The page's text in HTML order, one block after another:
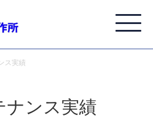
ス実績
ナンス実績